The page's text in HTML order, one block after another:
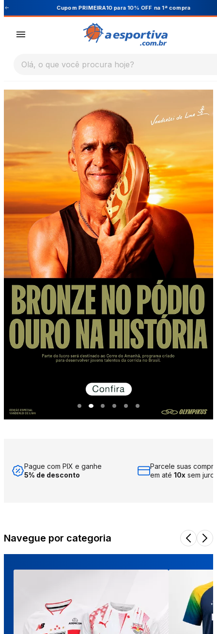
Cupom PRIMEIRA10 para 10% OFF na 1ª compra
Olá, o que você procura hoje?
Pague com PIX e ganhe
5% de desconto
Parcele suas
em até 10x sem
Navegue por categoria